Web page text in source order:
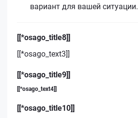
вариант для вашей ситуации.
[[*osago_title8]]
[[*osago_text3]]
[[*osago_title9]]
[[*osago_text4]]
[[*osago_title10]]